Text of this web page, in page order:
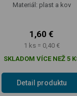
Materiál: plast a kov
1,60 €
1 ks = 0,40 €
SKLADOM VÍCE NEŽ 5
Detail produktu